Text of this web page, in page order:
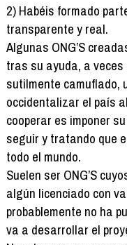
2) Habéis formado
transparente y real.
Algunas ONG’S
tras su ayuda, a
sutilmente camuflado,
occidentalizar el país
cooperar es imponer
seguir y tratando que
todo el mundo.
Suelen ser ONG’S
algún licenciado con
probablemente no ha
va a desarrollar el